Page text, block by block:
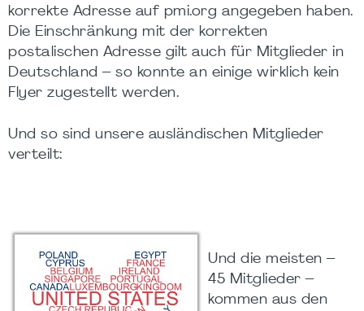
korrekte Adresse auf pmi.org angegeben haben.
Die Einschränkung mit der korrekten
postalischen Adresse gilt auch für Mitglieder in
Deutschland – so konnte an einige wirklich kein
Flyer zugestellt werden.
Und so sind unsere ausländischen Mitglieder
verteilt:
Und die meisten –
45 Mitglieder –
kommen aus den